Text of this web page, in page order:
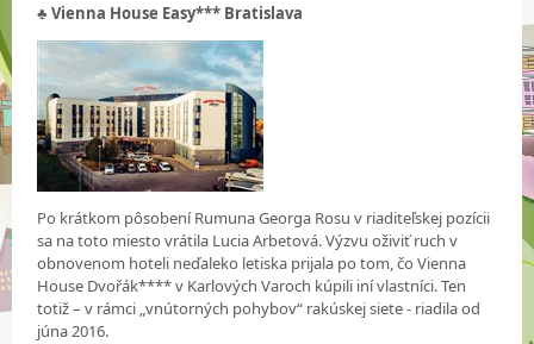
♣Vienna House Easy*** Bratislava
Po krátkom pôsobení Rumuna Georga Rosu v riaditeľskej pozícii
sa na toto miesto vrátila Lucia Arbetová. Výzvu oživiť ruch v
obnovenom hoteli neďaleko letiska prijala po tom, čo Vienna
House Dvořák**** v Karlových Varoch kúpili iní vlastníci. Ten
totiž – v rámci „vnútorných pohybov“ rakúskej siete - riadila od
júna 2016.